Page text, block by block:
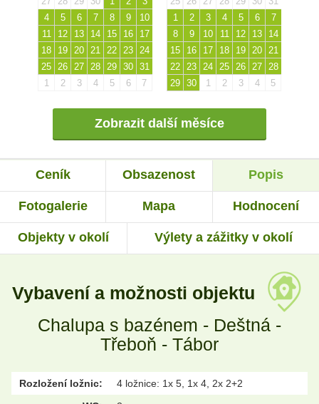
4
5 6 7 8 9
10
11
12 13 14 15 16
17
18
19 20 21 22 23
24
25
26 27 28 29 30 31
1
2 3 4 5 6 7
1
2 3 4 5 6
7
8
9 10 11 12 13
14
15
16 17 18 19 20
21
22
23 24 25 26 27
28
29 30 1 2 3 4 5
Zobrazit další měsíce
Ceník Obsazenost Popis
Fotogalerie Mapa Hodnocení
Objekty v okolí Výlety a zážitky v okolí
Vybavení a možnosti objektu
Chalupa s bazénem - Deštná -
Třeboň - Tábor
Rozložení ložnic:
4 ložnice: 1x 5, 1x 4, 2x 2+2